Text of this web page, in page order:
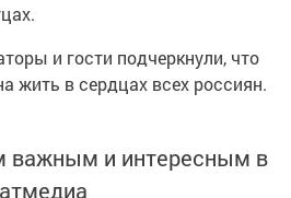
и гости подчеркнули, что
жить в сердцах всех россиян.
важным и интересным в